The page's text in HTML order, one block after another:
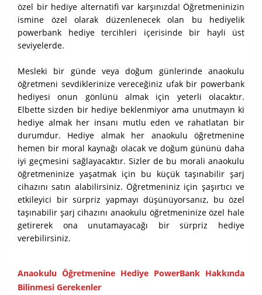
özel bir hediye alternatifi var karşınızda! Öğretmeninizin
ismine özel olarak düzenlenecek olan bu hediyelik
powerbank hediye tercihleri içerisinde bir hayli üst
seviyelerde.
Mesleki bir günde veya doğum günlerinde anaokulu
öğretmeni sevdiklerinize vereceğiniz ufak bir powerbank
hediyesi onun gönlünü almak için yeterli olacaktır.
Elbette sizden bir hediye beklenmiyor ama unutmayın ki
hediye almak her insanı mutlu eden ve rahatlatan bir
durumdur. Hediye almak her anaokulu öğretmenine
hemen bir moral kaynağı olacak ve doğum gününü daha
iyi geçmesini sağlayacaktır. Sizler de bu morali anaokulu
öğretmeninize yaşatmak için bu küçük taşınabilir şarj
cihazını satın alabilirsiniz. Öğretmeniniz için şaşırtıcı ve
etkileyici bir sürpriz yapmayı düşünüyorsanız, bu özel
taşınabilir şarj cihazını anaokulu öğretmeninize özel hale
getirerek ona unutamayacağı bir sürpriz hediye
verebilirsiniz.
Anaokulu Öğretmenine Hediye PowerBank Hakkında
Bilinmesi Gerekenler